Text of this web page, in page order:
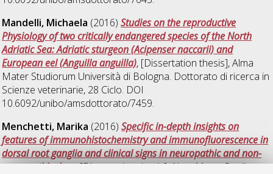
Mandelli, Michaela (2016)Studies on the reproductive
Physiology of two critically endangered species of the North
Adriatic Sea: Adriatic sturgeon (Acipenser naccarii) and
European eel (Anguilla anguilla), [Dissertation thesis], Alma
Mater Studiorum Università di Bologna. Dottorato di ricerca in
Scienze veterinarie, 28 Ciclo. DOI
10.6092/unibo/amsdottorato/7459.
Menchetti, Marika (2016)Specific in-depth insights on
features of immunohistochemistry and immunofluorescence in
dorsal root ganglia and clinical signs in neuropathic and non-
neuropathic dogs, [Dissertation thesis], Alma Mater Studiorum